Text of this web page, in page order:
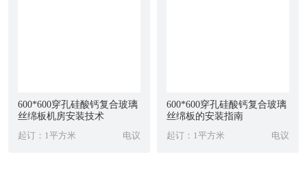
600*600穿孔硅酸钙复合玻璃
丝绵板机房安装技术
起订：1平方米 电议
600*600穿孔硅酸钙复合玻璃
丝绵板的安装指南
起订：1平方米 电议